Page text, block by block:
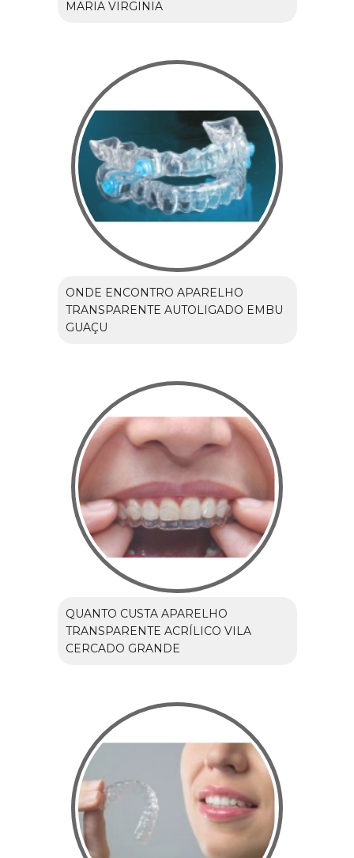
MARIA VIRGINIA
ONDE ENCONTRO APARELHO
TRANSPARENTE AUTOLIGADO EMBU
GUAÇU
QUANTO CUSTA APARELHO
TRANSPARENTE ACRÍLICO VILA
CERCADO GRANDE